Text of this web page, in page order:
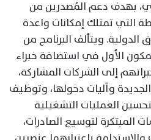
بهدف دعم المُصدرين من
التي تمتلك إمكانات واعدة
ويتألف البرنامج من
الأول في استضافة خبراء
إلى الشركات المشاركة،
وآليات دخولها، وتوظيف
العمليات التشغيلية
المبتكرة لتوسيع الصادرات،